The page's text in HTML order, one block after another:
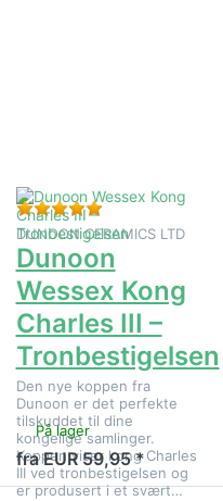
for dette produktet
Vurdering: 5 fra
DUNOON CERAMICS LTD
Dunoon
Wessex Kong
Charles III –
Tronbestigelsen
Den nye koppen fra
Dunoon er det perfekte
tilskuddet til dine
kongelige samlinger.
Koppen viser kong Charles
III ved tronbestigelsen og
er produsert i et svært…
På lager
fra EUR 59,95 *